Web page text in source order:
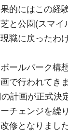
的にはこの経
と公園(スマイ
職に戻ったわけ
ールパーク構
で行われてき
計画が正式決
チェンジを繰
修となりました